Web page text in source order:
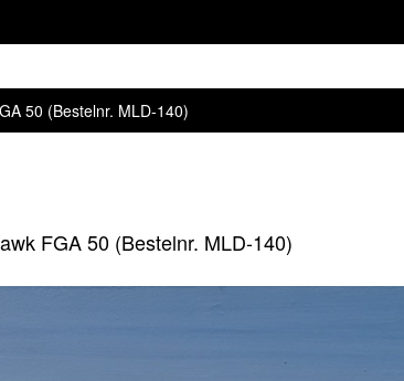
50 (Bestelnr. MLD-140)
FGA 50 (Bestelnr. MLD-140)